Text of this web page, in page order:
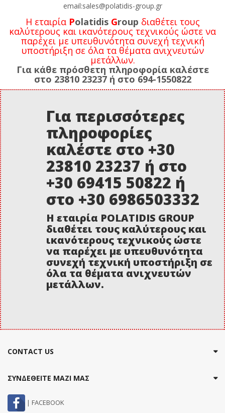
email:sales@polatidis-group.gr
Η εταιρία PolatidisGroup διαθέτει τους
καλύτερους και ικανότερους τεχνικούς ώστε να
παρέχει με υπευθυνότητα συνεχή τεχνική
υποστήριξη σε όλα τα θέματα ανιχνευτών
μετάλλων.
Για κάθε πρόσθετη πληροφορία καλέστε
στο 23810 23237 ή στο 694-1550822
Για περισσότερες
πληροφορίες
καλέστε στο +30
23810 23237 ή στο
+30 69415 50822 ή
στο +30 6986503332
Η εταιρία POLATIDIS GROUP
διαθέτει τους καλύτερους και
ικανότερους τεχνικούς ώστε
να παρέχει με υπευθυνότητα
συνεχή τεχνική υποστήριξη σε
όλα τα θέματα ανιχνευτών
μετάλλων.
CONTACT US
ΣΥΝΔΕΘΕΙΤΕ ΜΑΖΙ ΜΑΣ
| FACEBOOK